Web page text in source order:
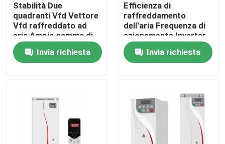
Controllo della qualità
Contattaci
Chiedi un preventivo
azionamento variabile di frequenza del vfd
Stabilità Due
quadranti Vfd Vettore
Vfd raffreddato ad
aria Ampia gamma di
velocità e controllo
preciso per la guida
motrice
Invia richiesta
Efficienza di
raffreddamento
dell'aria Frequenza di
azionamento Inverter
Armadio Con Modbus
RTU Protocollo di
comunicazione
Invia richiesta